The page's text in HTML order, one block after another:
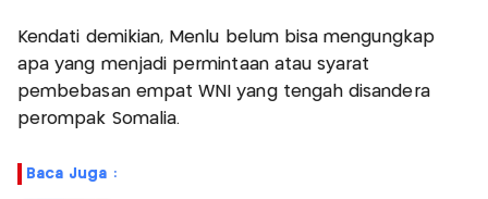
Kendati demikian, Menlu belum bisa mengungkap
apa yang menjadi permintaan atau syarat
pembebasan empat WNI yang tengah disandera
perompak Somalia.
Baca Juga :